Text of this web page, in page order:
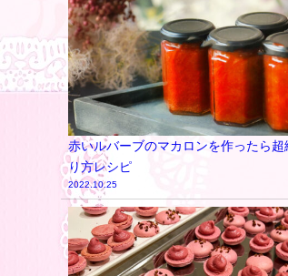
赤いルバーブのマカロンを作ったら
り方レシピ
2022.10.25